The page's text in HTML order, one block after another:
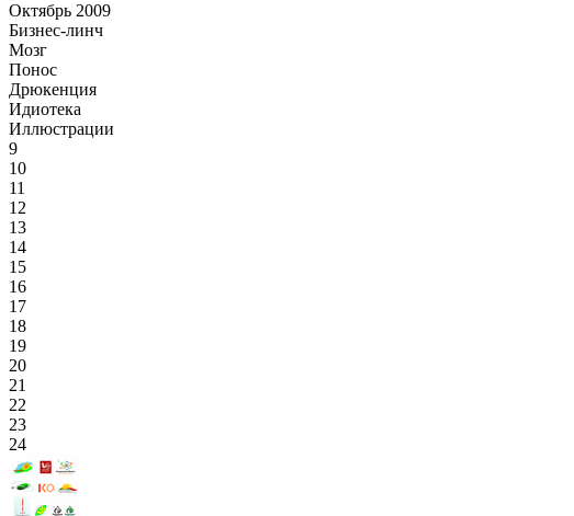
Октябрь 2009
Бизнес-линч
Мозг
Понос
Дрюкенция
Идиотека
Иллюстрации
9
10
11
12
13
14
15
16
17
18
19
20
21
22
23
24